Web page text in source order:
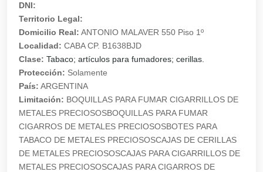
DNI:
Territorio Legal:
Domicilio Real: ANTONIO MALAVER 550 Piso 1º
Localidad: CABA CP. B1638BJD
Clase: Tabaco; artículos para fumadores; cerillas.
Protección: Solamente
País: ARGENTINA
Limitación: BOQUILLAS PARA FUMAR CIGARRILLOS DE
METALES PRECIOSOSBOQUILLAS PARA FUMAR
CIGARROS DE METALES PRECIOSOSBOTES PARA
TABACO DE METALES PRECIOSOSCAJAS DE CERILLAS
DE METALES PRECIOSOSCAJAS PARA CIGARRILLOS DE
METALES PRECIOSOSCAJAS PARA CIGARROS DE